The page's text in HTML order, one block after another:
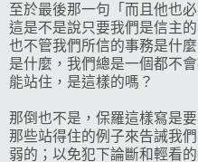
至於最後那一句「而且他也
這是不是說只要我們是信主
也不管我們所信的事務是什
是什麼，我們總是一個都不
能站住，是這樣的嗎？
那倒也不是，保羅這樣寫是
那些站得住的例子來告誡我
弱的；以免犯下論斷和輕看